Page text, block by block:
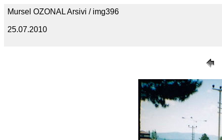
Mursel OZONAL Arsivi / img396
25.07.2010